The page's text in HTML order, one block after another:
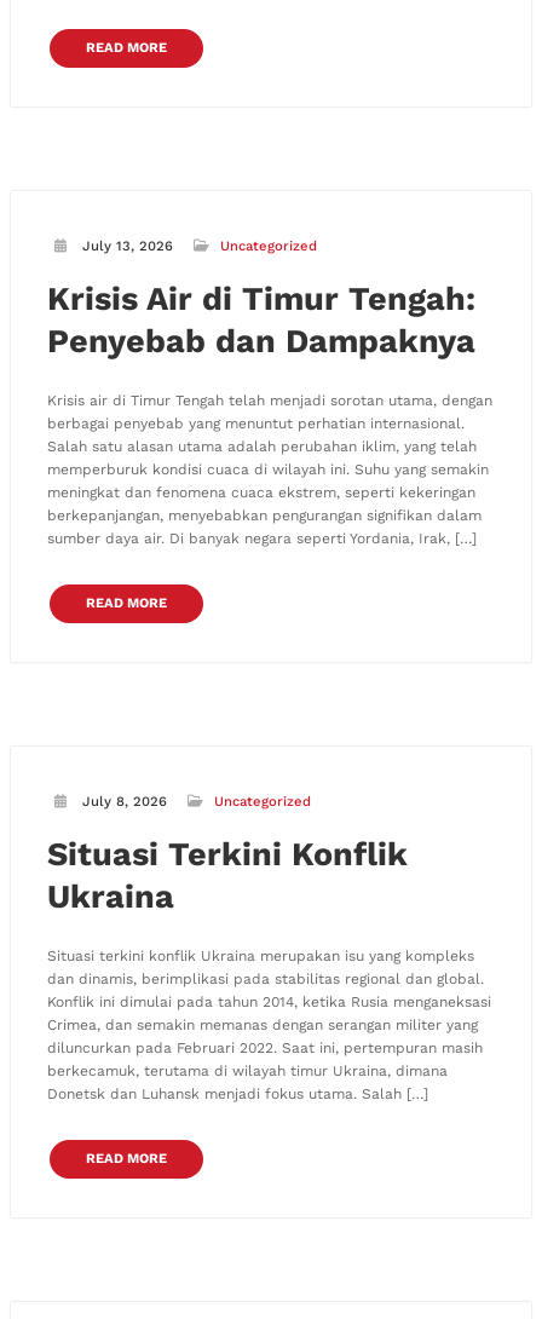
READ MORE
July 13, 2026 Uncategorized
Krisis Air di Timur Tengah:
Penyebab dan Dampaknya
Krisis air di Timur Tengah telah menjadi sorotan utama, dengan
berbagai penyebab yang menuntut perhatian internasional.
Salah satu alasan utama adalah perubahan iklim, yang telah
memperburuk kondisi cuaca di wilayah ini. Suhu yang semakin
meningkat dan fenomena cuaca ekstrem, seperti kekeringan
berkepanjangan, menyebabkan pengurangan signifikan dalam
sumber daya air. Di banyak negara seperti Yordania, Irak, […]
READ MORE
July 8, 2026 Uncategorized
Situasi Terkini Konflik
Ukraina
Situasi terkini konflik Ukraina merupakan isu yang kompleks
dan dinamis, berimplikasi pada stabilitas regional dan global.
Konflik ini dimulai pada tahun 2014, ketika Rusia menganeksasi
Crimea, dan semakin memanas dengan serangan militer yang
diluncurkan pada Februari 2022. Saat ini, pertempuran masih
berkecamuk, terutama di wilayah timur Ukraina, dimana
Donetsk dan Luhansk menjadi fokus utama. Salah […]
READ MORE